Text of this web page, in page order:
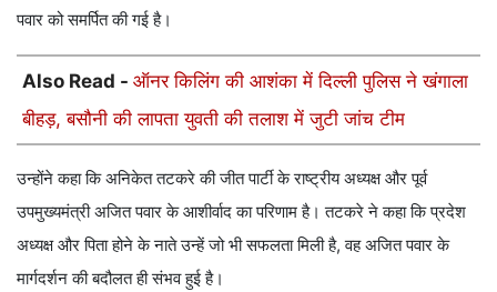
पवार को समर्पित की गई है।
Also Read - ऑनर किलिंग की आशंका में दिल्ली पुलिस ने खंगाला
बीहड़, बसौनी की लापता युवती की तलाश में जुटी जांच टीम
उन्होंने कहा कि अनिकेत तटकरे की जीत पार्टी के राष्ट्रीय अध्यक्ष और पूर्व
उपमुख्यमंत्री अजित पवार के आशीर्वाद का परिणाम है। तटकरे ने कहा कि प्रदेश
अध्यक्ष और पिता होने के नाते उन्हें जो भी सफलता मिली है, वह अजित पवार के
मार्गदर्शन की बदौलत ही संभव हुई है।